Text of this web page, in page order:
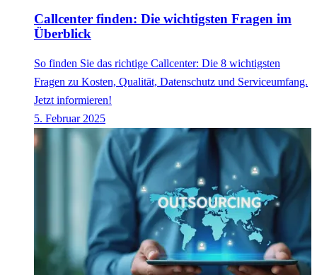
Callcenter finden: Die wichtigsten Fragen im
Überblick
So finden Sie das richtige Callcenter: Die 8 wichtigsten
Fragen zu Kosten, Qualität, Datenschutz und Serviceumfang.
Jetzt informieren!
5. Februar 2025